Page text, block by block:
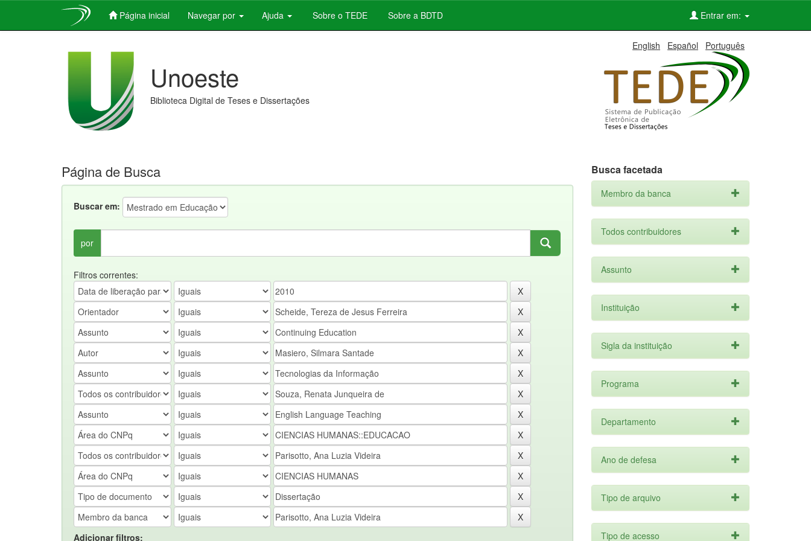
Página inicial Navegar por Ajuda Sobre o TEDE Sobre a BDTD Entrar em:
English Español Português
Unoeste
Biblioteca Digital de Teses e Dissertações
Página de Busca
Buscar em:
por
Filtros correntes:
Adicionar filtros:
Busca facetada
Membro da banca
Todos contribuidores
Assunto
Instituição
Sigla da instituição
Programa
Departamento
Ano de defesa
Tipo de arquivo
Tipo de acesso